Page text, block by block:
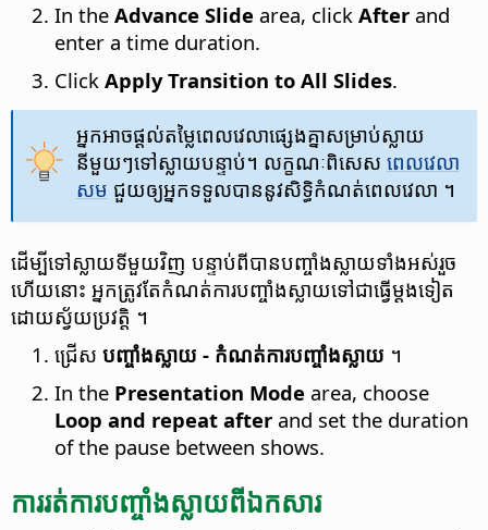
In the Advance Slide area, click After and
enter a time duration.
Click Apply Transition to All Slides.
អ្នក​អាច​ផ្ដល់​តម្លៃ​ពេល​វេលា​ផ្សេង​គ្នា​សម្រាប់​ស្លាយ​
នីមួយៗ​ទៅ​ស្លាយ​បន្ទាប់​។ លក្ខណៈ​ពិសេស ពេលវេលា​
សម ជួយ​ឲ្យ​អ្នក​​ទទួល​បាន​នូវ​សិទ្ធិ​កំណត់​ពេល​វេលា​ ។
ដើម្បី​ទៅ​ស្លាយ​ទីមួយ​វិញ បន្ទាប់​ពី​បាន​បញ្ចាំង​ស្លាយ​ទាំងអស់​រួច
ហើយ​នោះ អ្នក​ត្រូវ​តែ​កំណត់​ការ​បញ្ចាំង​ស្លាយ​ទៅ​ជា​ធ្វើ​ម្ដងទៀត​
ដោយ​ស្វ័យ​ប្រវត្តិ ។
ជ្រើស បញ្ចាំង​ស្លាយ - ​កំណត់​ការ​បញ្ចាំង​ស្លាយ ។
In the Presentation Mode area, choose
Loop and repeat after and set the duration
of the pause between shows.
ការ​រត់​ការ​បញ្ចាំង​ស្លាយ​ពី​ឯកសារ